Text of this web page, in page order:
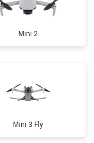
Mini 2
Mini 3 Fly